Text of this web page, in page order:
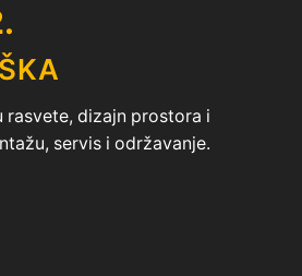
rasvete, dizajn prostora i
servis i održavanje.